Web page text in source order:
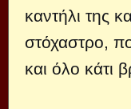
καντήλι της
στόχαστρο,
και όλο κάτι